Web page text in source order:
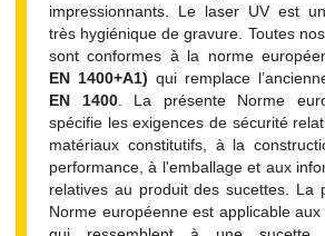
impressionnants. Le laser UV est
très hygiénique de gravure. Toutes
sont conformes à la norme
EN 1400+A1) qui remplace
EN 1400. La présente Norme
spécifie les exigences de sécurité
matériaux constitutifs, à la
performance, à l'emballage et aux
relatives au produit des sucettes. La
Norme européenne est applicable